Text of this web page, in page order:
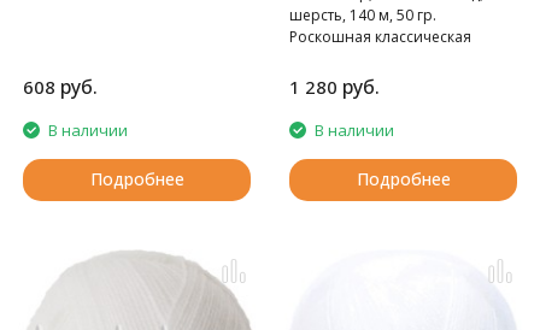
608 руб.
В наличии
Подробнее
шерсть, 140 м, 50 гр.
Роскошная классическая
1 280 руб.
В наличии
Подробнее